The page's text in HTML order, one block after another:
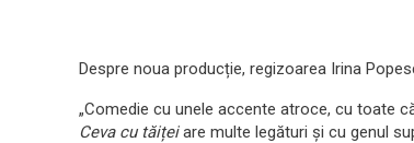
Despre noua producție, regizoarea Irina
„Comedie cu unele accente atroce, cu toate
Ceva cu tăițeiare multe legături și cu genul